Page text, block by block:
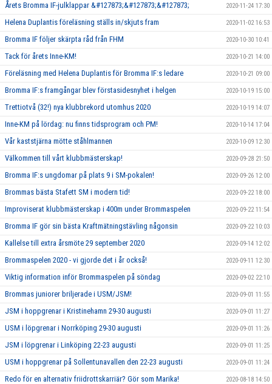
Årets Bromma IF-julklappar &#127873;&#127873;&#127873; 2020-11-24 17:30
Helena Duplantis föreläsning ställs in/skjuts fram 2020-11-02 16:53
Bromma IF följer skärpta råd från FHM 2020-10-30 10:41
Tack för årets Inne-KM! 2020-10-21 14:00
Föreläsning med Helena Duplantis för Bromma IF:s ledare 2020-10-21 09:00
Bromma IF:s framgångar blev förstasidesnyhet i helgen 2020-10-19 15:00
Trettiotvå (32!) nya klubbrekord utomhus 2020 2020-10-19 14:07
Inne-KM på lördag: nu finns tidsprogram och PM! 2020-10-14 17:04
Vår kaststjärna mötte ståhlmannen 2020-10-09 12:30
Välkommen till vårt klubbmästerskap! 2020-09-28 21:50
Bromma IF:s ungdomar på plats 9 i SM-pokalen! 2020-09-26 12:00
Brommas bästa Stafett SM i modern tid! 2020-09-22 18:00
Improviserat klubbmästerskap i 400m under Brommaspelen 2020-09-22 11:54
Bromma IF gör sin bästa Kraftmätningstävling någonsin 2020-09-22 10:03
Kallelse till extra årsmöte 29 september 2020 2020-09-14 12:02
Brommaspelen 2020 - vi gjorde det i år också! 2020-09-11 12:30
Viktig information inför Brommaspelen på söndag 2020-09-02 22:10
Brommas juniorer briljerade i USM/JSM! 2020-09-01 11:55
JSM i hoppgrenar i Kristinehamn 29-30 augusti 2020-09-01 11:27
USM i löpgrenar i Norrköping 29-30 augusti 2020-09-01 11:26
JSM i löpgrenar i Linköping 22-23 augusti 2020-09-01 11:25
USM i hoppgrenar på Sollentunavallen den 22-23 augusti 2020-09-01 11:24
Redo för en alternativ friidrottskarriär? Gör som Marika! 2020-08-18 14:50